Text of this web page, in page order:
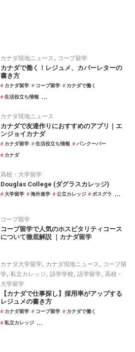
カナダ現地ニュース, コープ留学
カナダで働く！レジュメ、カバーレターの
書き方
カナダ留学 コープ留学
カナダで働く
生活役立ち情報 ...
カナダ現地ニュース
カナダで友達作りにおすすめのアプリ｜エ
ンジョイカナダ
カナダ留学 生活役立ち情報
バンクーバー
カナダ
高校・大学留学
Douglas College (ダグラスカレッジ)
大学留学 海外進学 公立カレッジ ポスグラ ...
コープ留学
コープ留学で人気のホスピタリティコース
について徹底解説 ｜カナダ留学
カナダ大学留学, カナダ現地ニュース, コープ留
学, 私立カレッジ, 語学学校, 語学留学, 高校・
大学留学
【カナダで仕事探し】採用率がアップする
レジュメの書き方
カナダ留学 コープ留学
カナダで働く
私立カレッジ ...